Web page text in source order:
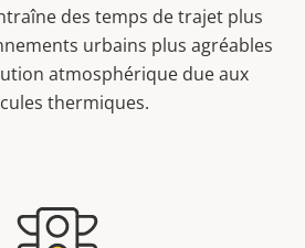
des temps de trajet plus
urbains plus agréables
atmosphérique due aux
thermiques.